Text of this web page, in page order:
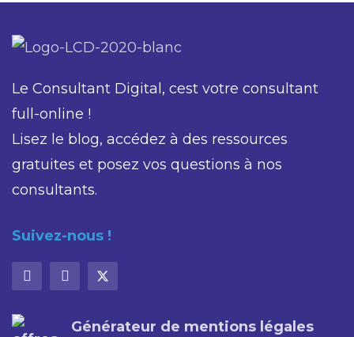
Le Consultant Digital, cest votre consultant
full-online !
Lisez le blog, accédez à des ressources
gratuites et posez vos questions à nos
consultants.
Suivez-nous !
Générateur de mentions légales